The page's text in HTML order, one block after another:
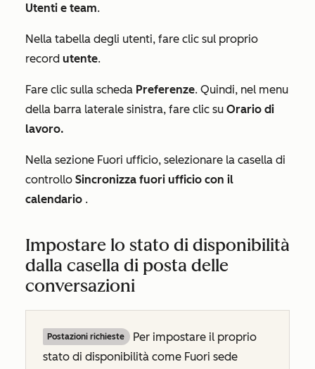
Utenti e team.
Nella tabella degli utenti, fare clic sul proprio
record utente.
Fare clic sulla scheda Preferenze. Quindi, nel menu
della barra laterale sinistra, fare clic su Orario di
lavoro.
Nella sezione Fuori ufficio, selezionare la casella di
controllo Sincronizza fuori ufficio con il
calendario .
Impostare lo stato di disponibilità
dalla casella di posta delle
conversazioni
Postazioni richieste
Per impostare il proprio
stato di disponibilità come Fuori sede